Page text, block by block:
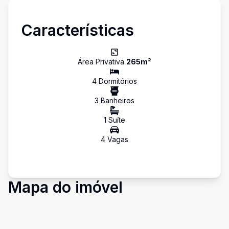
Características
Área Privativa 265m²
4 Dormitórios
3 Banheiros
1 Suíte
4 Vagas
Mapa do imóvel